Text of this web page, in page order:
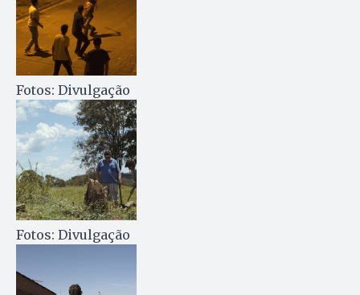
Fotos: Divulgação
Fotos: Divulgação